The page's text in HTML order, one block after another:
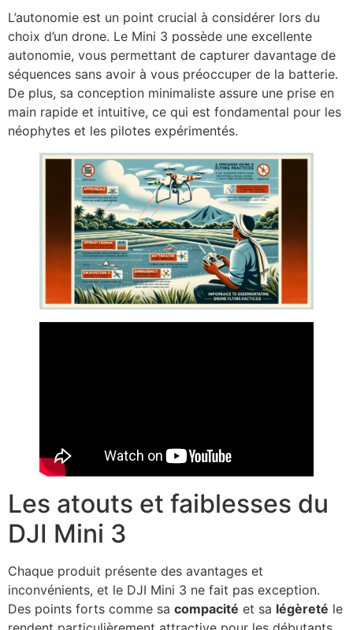
L’autonomie est un point crucial à considérer lors du
choix d’un drone. Le Mini 3 possède une excellente
autonomie, vous permettant de capturer davantage de
séquences sans avoir à vous préoccuper de la batterie.
De plus, sa conception minimaliste assure une prise en
main rapide et intuitive, ce qui est fondamental pour les
néophytes et les pilotes expérimentés.
Les atouts et faiblesses du
DJI Mini 3
Chaque produit présente des avantages et
inconvénients, et le DJI Mini 3 ne fait pas exception.
Des points forts comme sa compacité et sa légèreté le